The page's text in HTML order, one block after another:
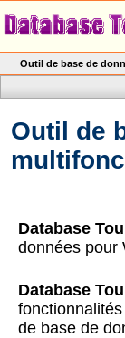
Outil de base de
Outil de
Database
données pour
Database
de base de